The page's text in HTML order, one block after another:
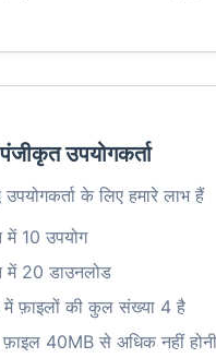
उपयोगकर्ता
उपयोगकर्ता के लिए हमारे लाभ हैं
में 10 उपयोग
में 20 डाउनलोड
फ़ाइलों की कुल संख्या 4 है
40MB से अधिक नहीं होनी